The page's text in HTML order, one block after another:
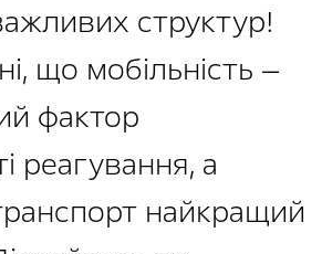
структур!
що мобільність —
фактор
реагування, а
найкращий